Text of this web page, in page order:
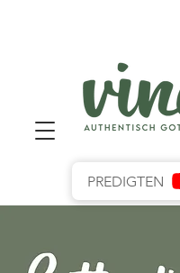
PREDIGTEN